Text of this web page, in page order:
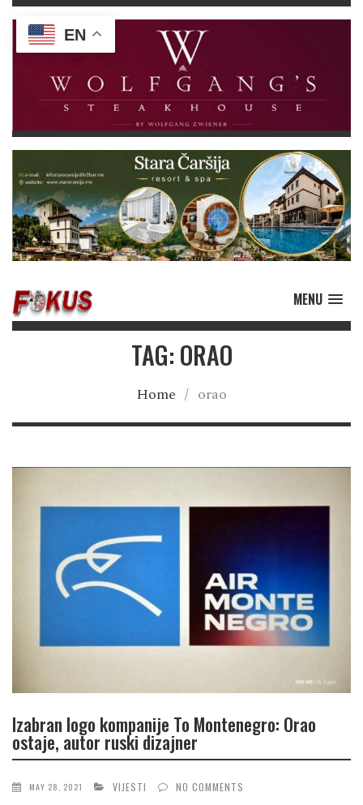
MENU
TAG: ORAO
Home / orao
Izabran logo kompanije To Montenegro: Orao
ostaje, autor ruski dizajner
MAY 28, 2021 VIJESTI NO COMMENTS
EN